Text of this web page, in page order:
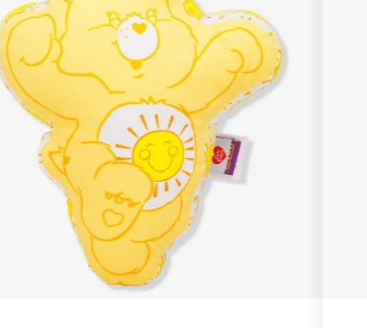
ADICIONAR AO
CARRINHO